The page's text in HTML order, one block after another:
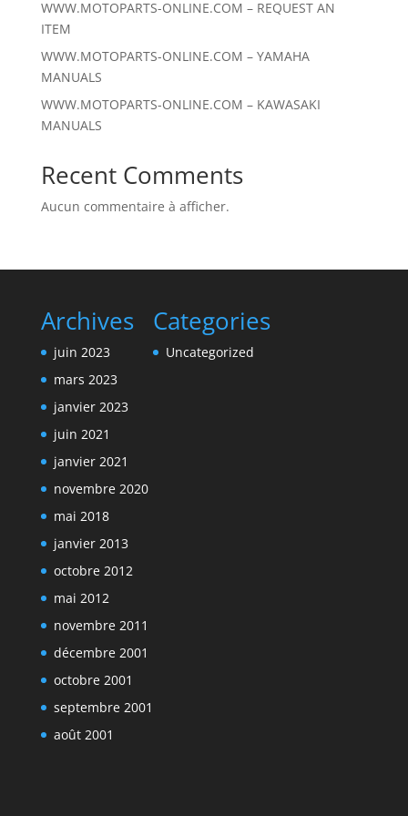
WWW.MOTOPARTS-ONLINE.COM – REQUEST AN
ITEM
WWW.MOTOPARTS-ONLINE.COM – YAMAHA
MANUALS
WWW.MOTOPARTS-ONLINE.COM – KAWASAKI
MANUALS
Recent Comments
Aucun commentaire à afficher.
Archives
juin 2023
mars 2023
janvier 2023
juin 2021
janvier 2021
novembre 2020
mai 2018
janvier 2013
octobre 2012
mai 2012
novembre 2011
décembre 2001
octobre 2001
septembre 2001
août 2001
Categories
Uncategorized